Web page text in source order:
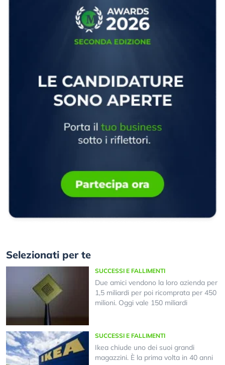
Selezionati per te
SUCCESSI E FALLIMENTI
Due amici vendono la loro azienda per
1,5 miliardi per poi ricomprata per 450
milioni. Oggi vale 150 miliardi
SUCCESSI E FALLIMENTI
Ikea chiude uno dei suoi grandi
magazzini. È la prima volta in 40 anni